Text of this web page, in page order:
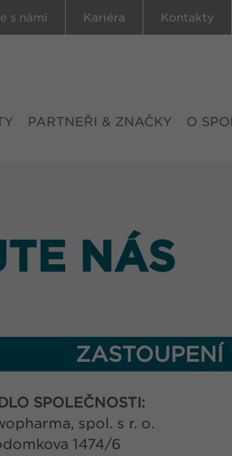
s námi Kariéra Kontakty
PARTNEŘI & ZNAČKY O
NÁS
ZASTOUPENÍ
SPOLEČNOSTI:
spol. s r. o.
1474/6